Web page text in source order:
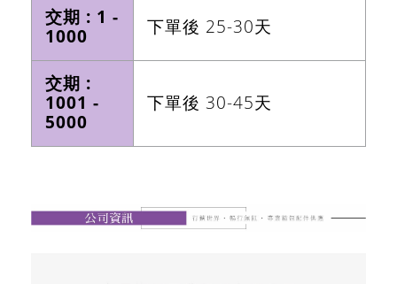
交期 : 1 -
1000
下單後 25-30天
交期 :
1001 -
5000
下單後 30-45天